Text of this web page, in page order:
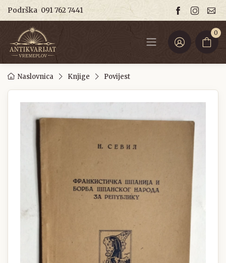
Podrška 091 762 7441
0
Naslovnica Knjige Povijest